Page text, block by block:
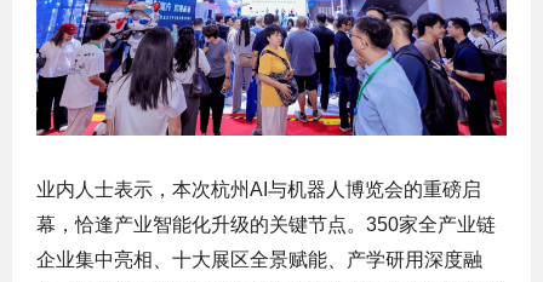
业内人士表示，本次杭州AI与机器人博览会的重磅启
幕，恰逢产业智能化升级的关键节点。350家全产业链
企业集中亮相、十大展区全景赋能、产学研用深度融